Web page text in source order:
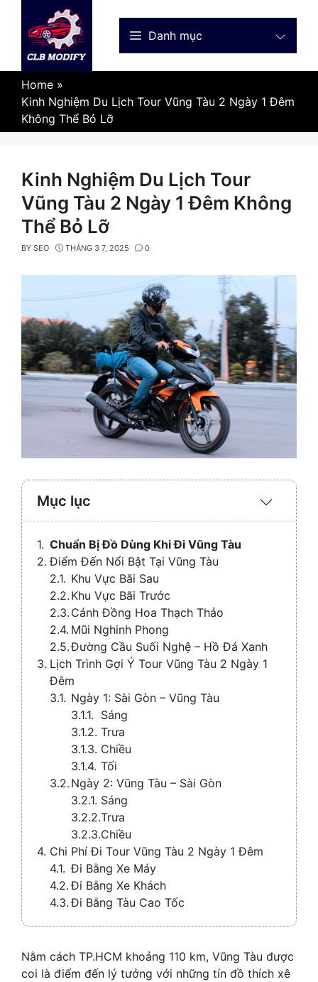
content
Danh mục
Home »
Kinh Nghiệm Du Lịch Tour Vũng Tàu 2 Ngày 1 Đêm
Không Thể Bỏ Lỡ
Kinh Nghiệm Du Lịch Tour
Vũng Tàu 2 Ngày 1 Đêm Không
Thể Bỏ Lỡ
BY SEO THÁNG 3 7, 2025 0
Mục lục
Expand
/
Chuẩn Bị Đồ Dùng Khi Đi Vũng Tàu
Điểm Đến Nổi Bật Tại Vũng Tàu
Khu Vực Bãi Sau
Khu Vực Bãi Trước
Cánh Đồng Hoa Thạch Thảo
Mũi Nghinh Phong
Đường Cầu Suối Nghệ – Hồ Đá Xanh
Lịch Trình Gợi Ý Tour Vũng Tàu 2 Ngày 1
Đêm
Ngày 1: Sài Gòn – Vũng Tàu
Sáng
Trưa
Chiều
Tối
Ngày 2: Vũng Tàu – Sài Gòn
Sáng
Trưa
Chiều
Chi Phí Đi Tour Vũng Tàu 2 Ngày 1 Đêm
Đi Bằng Xe Máy
Đi Bằng Xe Khách
Đi Bằng Tàu Cao Tốc
Nằm cách TP.HCM khoảng 110 km, Vũng Tàu được
coi là điểm đến lý tưởng với những tín đồ thích xê